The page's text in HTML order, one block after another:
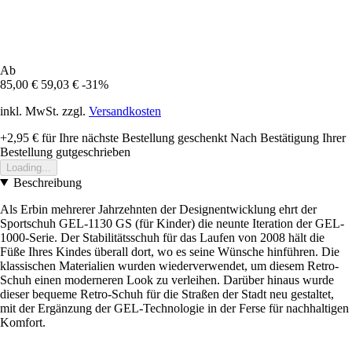
Ab
85,00 € 59,03 € -31%
inkl. MwSt. zzgl. Versandkosten
+2,95 € für Ihre nächste Bestellung geschenkt Nach Bestätigung Ihrer
Bestellung gutgeschrieben
Loading...
Beschreibung
Als Erbin mehrerer Jahrzehnten der Designentwicklung ehrt der
Sportschuh GEL-1130 GS (für Kinder) die neunte Iteration der GEL-
1000-Serie. Der Stabilitätsschuh für das Laufen von 2008 hält die
Füße Ihres Kindes überall dort, wo es seine Wünsche hinführen. Die
klassischen Materialien wurden wiederverwendet, um diesem Retro-
Schuh einen moderneren Look zu verleihen. Darüber hinaus wurde
dieser bequeme Retro-Schuh für die Straßen der Stadt neu gestaltet,
mit der Ergänzung der GEL-Technologie in der Ferse für nachhaltigen
Komfort.